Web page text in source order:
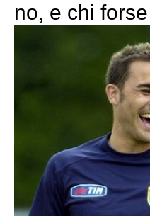
no, e chi forse